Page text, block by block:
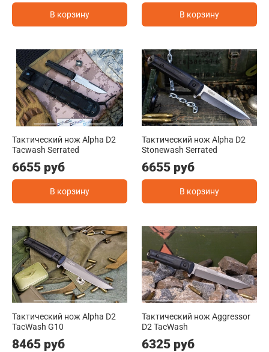
В корзину В корзину
Тактический нож Alpha D2
Tacwash Serrated
6655 руб
В корзину
Тактический нож Alpha D2
Stonewash Serrated
6655 руб
В корзину
Тактический нож Alpha D2
TacWash G10
8465 руб
Тактический нож Aggressor
D2 TacWash
6325 руб